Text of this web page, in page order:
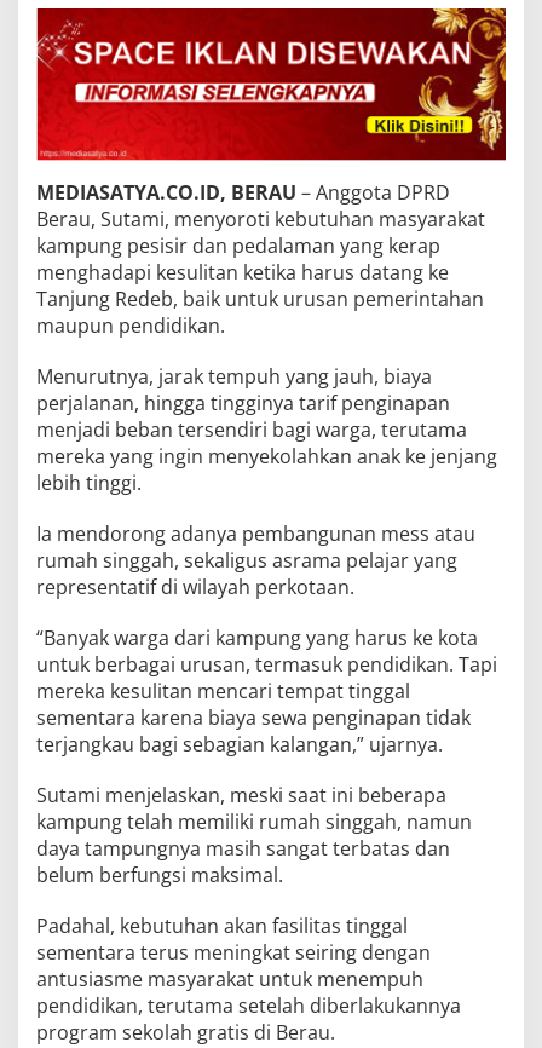
MEDIASATYA.CO.ID, BERAU – Anggota DPRD
Berau, Sutami, menyoroti kebutuhan masyarakat
kampung pesisir dan pedalaman yang kerap
menghadapi kesulitan ketika harus datang ke
Tanjung Redeb, baik untuk urusan pemerintahan
maupun pendidikan.
Menurutnya, jarak tempuh yang jauh, biaya
perjalanan, hingga tingginya tarif penginapan
menjadi beban tersendiri bagi warga, terutama
mereka yang ingin menyekolahkan anak ke jenjang
lebih tinggi.
Ia mendorong adanya pembangunan mess atau
rumah singgah, sekaligus asrama pelajar yang
representatif di wilayah perkotaan.
“Banyak warga dari kampung yang harus ke kota
untuk berbagai urusan, termasuk pendidikan. Tapi
mereka kesulitan mencari tempat tinggal
sementara karena biaya sewa penginapan tidak
terjangkau bagi sebagian kalangan,” ujarnya.
Sutami menjelaskan, meski saat ini beberapa
kampung telah memiliki rumah singgah, namun
daya tampungnya masih sangat terbatas dan
belum berfungsi maksimal.
Padahal, kebutuhan akan fasilitas tinggal
sementara terus meningkat seiring dengan
antusiasme masyarakat untuk menempuh
pendidikan, terutama setelah diberlakukannya
program sekolah gratis di Berau.